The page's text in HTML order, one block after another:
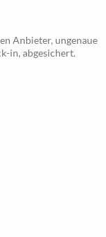
Anbieter, ungenaue
in, abgesichert.